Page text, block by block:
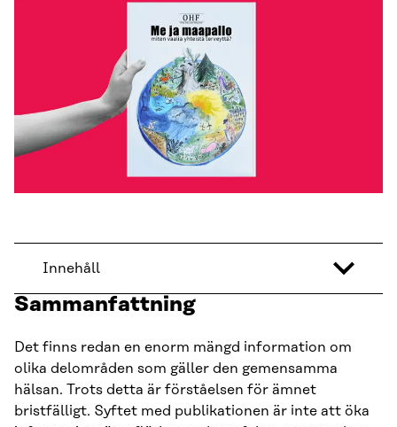
Innehåll
Sammanfattning
Det finns redan en enorm mängd information om
olika delområden som gäller den gemensamma
hälsan. Trots detta är förståelsen för ämnet
bristfälligt. Syftet med publikationen är inte att öka